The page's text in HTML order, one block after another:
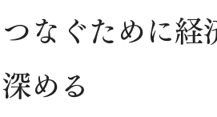
なぐために
める